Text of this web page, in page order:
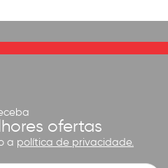
ofertas
a política de privacidade.